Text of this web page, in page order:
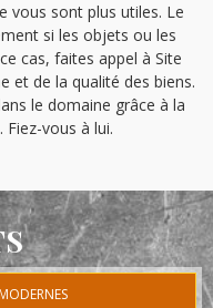
vous sont plus utiles. Le
si les objets ou les
cas, faites appel à Site
et de la qualité des biens.
le domaine grâce à la
vous à lui.